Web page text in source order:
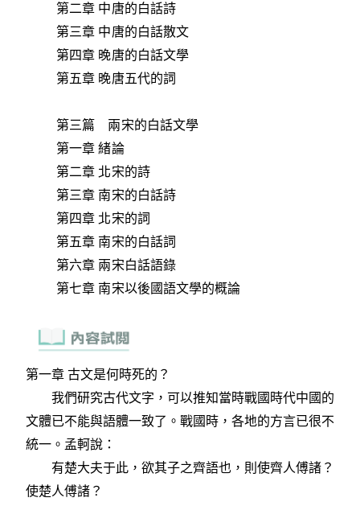
第二章 中唐的白話詩
第三章 中唐的白話散文
第四章 晚唐的白話文學
第五章 晚唐五代的詞
第三篇 兩宋的白話文學
第一章 緒論
第二章 北宋的詩
第三章 南宋的白話詩
第四章 北宋的詞
第五章 南宋的白話詞
第六章 兩宋白話語錄
第七章 南宋以後國語文學的概論